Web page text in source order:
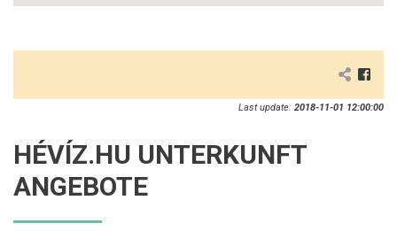
Last update: 2018-11-01 12:00:00
HÉVÍZ.HU UNTERKUNFT
ANGEBOTE